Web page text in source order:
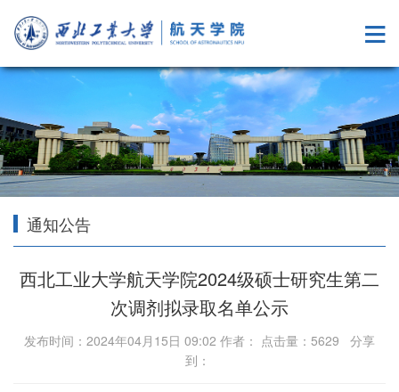
通知公告
西北工业大学航天学院2024级硕士研究生第二
次调剂拟录取名单公示
发布时间：2024年04月15日 09:02 作者： 点击量： 5629
分享
到：